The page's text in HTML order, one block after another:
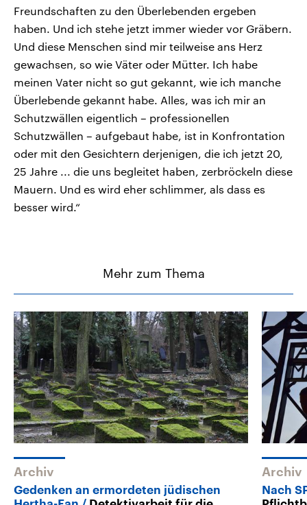
Freundschaften zu den Überlebenden ergeben
haben. Und ich stehe jetzt immer wieder vor Gräbern.
Und diese Menschen sind mir teilweise ans Herz
gewachsen, so wie Väter oder Mütter. Ich habe
meinen Vater nicht so gut gekannt, wie ich manche
Überlebende gekannt habe. Alles, was ich mir an
Schutzwällen eigentlich – professionellen
Schutzwällen – aufgebaut habe, ist in Konfrontation
oder mit den Gesichtern derjenigen, die ich jetzt 20,
25 Jahre ... die uns begleitet haben, zerbröckeln diese
Mauern. Und es wird eher schlimmer, als dass es
besser wird.“
Mehr zum Thema
Archiv
Gedenken an ermordeten jüdischen
Archiv
Nach